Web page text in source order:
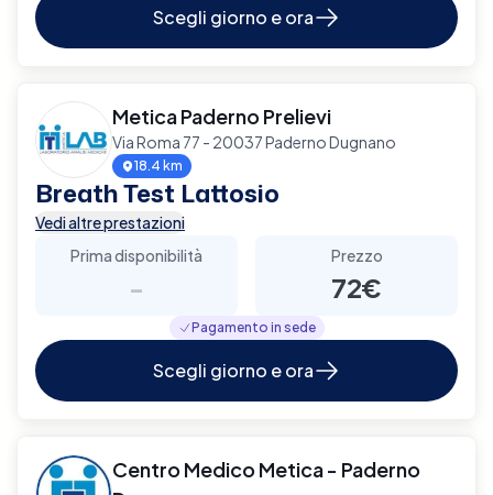
Scegli giorno e ora
Metica Paderno Prelievi
Via Roma 77 - 20037 Paderno Dugnano
18.4 km
Breath Test Lattosio
Vedi altre prestazioni
Prima disponibilità
-
Prezzo
72€
Pagamento in sede
Scegli giorno e ora
Centro Medico Metica - Paderno